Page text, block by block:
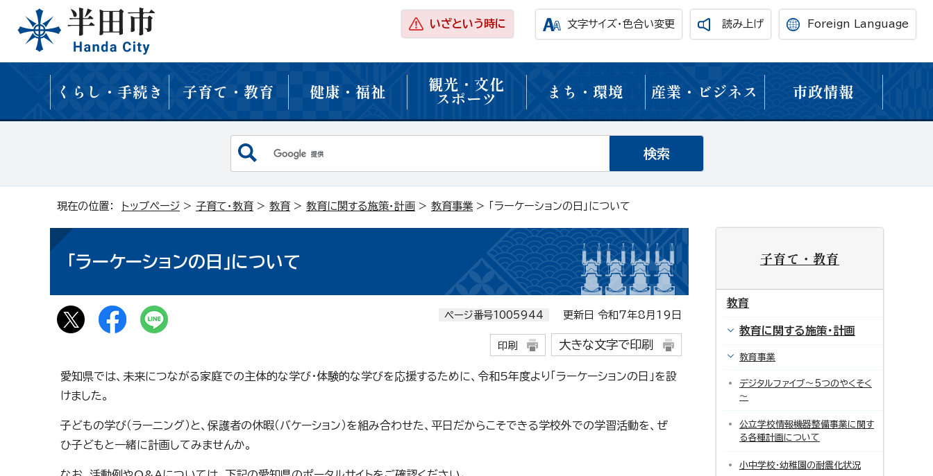
いざという時に 文字サイズ・色合い変更 読み上げ Foreign Language
くらし・手続き 子育て・教育 健康・福祉 観光・文化
スポーツ まち・環境 産業・ビジネス 市政情報
現在の位置： トップページ > 子育て・教育 > 教育 > 教育に関する施策・計画 > 教育事業 > 「ラーケーションの日」について
「ラーケーションの日」について
ページ番号1005944 更新日 令和7年8月19日
印刷 大きな文字で印刷
愛知県では、未来につながる家庭での主体的な学び・体験的な学びを応援するために、令和5年度より「ラーケーションの日」を設
けました。
子どもの学び（ラーニング）と、保護者の休暇（バケーション）を組み合わせた、平日だからこそできる学校外での学習活動を、ぜ
ひ子どもと一緒に計画してみませんか。
子育て・教育
教育
教育に関する施策・計画
教育事業
デジタルファイブ～5つのやくそく
～
公立学校情報機器整備事業に関す
る各種計画について
小中学校・幼稚園の耐震化状況